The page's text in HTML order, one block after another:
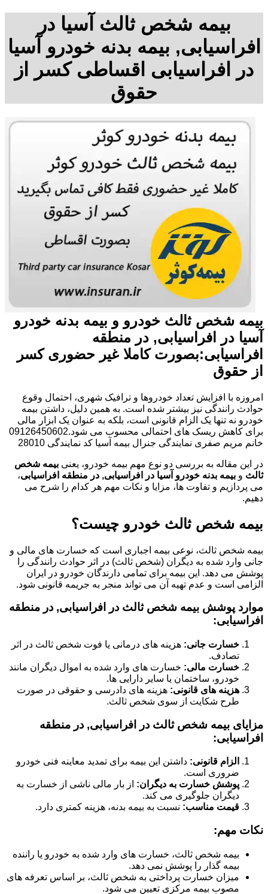
بیمه شخص ثالث آسیا در
افراسیابی, بیمه بدنه خودرو آسیا
در افراسیابی اقساطی کسر از
حقوق
بیمه شخص ثالث خودرو و بیمه بدنه خودرو
آسیا در افراسیابی, در منطقه
افراسیابی:بصورت کاملا غیر حضوری کسر
از حقوق
امروزه با افزایش تعداد خودروها و ترافیک شهری، احتمال وقوع
حوادث رانندگی نیز بیشتر شده است. به همین دلیل، داشتن بیمه
خودرو نه تنها یک الزام قانونی است، بلکه به عنوان یک ابزار مالی
برای کاهش ریسک های احتمالی محسوب می شود.09126450602
خانم مریم صفری نمایندگی جنرال بیمه آسیا کد نمایندگی 28010
در این مقاله به بررسی دو نوع مهم بیمه خودرو، یعنی بیمه شخص
ثالث و بیمه بدنه خودرو آسیا در افراسیابی, در منطقه افراسیابی،
می پردازیم و تفاوت ها، مزایا و نکات مهم هر کدام را شرح می
دهیم.
بیمه شخص ثالث خودرو چیست؟
بیمه شخص ثالث، نوعی بیمه اجباری است که خسارت های مالی و
جانی وارد شده به دیگران (شخص ثالث) در اثر حوادث رانندگی را
پوشش می دهد. این بیمه برای تمامی دارندگان خودرو در ایران
الزامی است و عدم تهیه آن می تواند منجر به جریمه قانونی شود.
موارد پوشش بیمه شخص ثالث در افراسیابی, در منطقه
افراسیابی:
خسارت جانی: هزینه های درمانی یا فوت شخص ثالث در اثر
تصادف.
خسارت مالی: خسارت های وارد شده به اموال دیگران مانند
خودرو، ساختمان یا سایر دارایی ها.
هزینه های قانونی: هزینه های دادرسی و حقوقی در صورت
طرح شکایت از سوی شخص ثالث.
مزایای بیمه شخص ثالث در افراسیابی, در منطقه
افراسیابی:
الزام قانونی: داشتن این بیمه برای تمدید معاینه فنی خودرو
ضروری است.
پوشش خسارت به دیگران: از بار مالی ناشی از خسارت به
دیگران جلوگیری می کند.
قیمت مناسب: نسبت به بیمه بدنه، هزینه کمتری دارد.
نکات مهم:
بیمه شخص ثالث، خسارت های وارد شده به خودرو یا راننده
بیمه گذار را پوشش نمی دهد.
میزان خسارت پرداختی به شخص ثالث، بر اساس تعرفه های
مصوب بیمه مرکزی تعیین می شود.